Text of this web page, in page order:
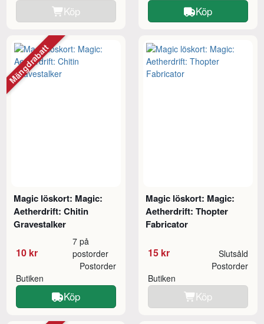
Köp Köp
Magic löskort: Magic:
Aetherdrift: Chitin
Gravestalker
10 kr
7 på
postorder
Butiken
Postorder
Köp
Mängdrabatt
Magic löskort: Magic:
Aetherdrift: Thopter
Fabricator
15 kr Slutsåld
Butiken
Postorder
Köp